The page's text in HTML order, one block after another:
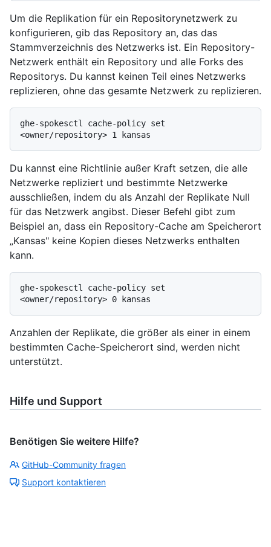
Um die Replikation für ein Repositorynetzwerk zu
konfigurieren, gib das Repository an, das das
Stammverzeichnis des Netzwerks ist. Ein Repository-
Netzwerk enthält ein Repository und alle Forks des
Repositorys. Du kannst keinen Teil eines Netzwerks
replizieren, ohne das gesamte Netzwerk zu replizieren.
ghe-spokesctl cache-policy set
Du kannst eine Richtlinie außer Kraft setzen, die alle
Netzwerke repliziert und bestimmte Netzwerke
ausschließen, indem du als Anzahl der Replikate Null
für das Netzwerk angibst. Dieser Befehl gibt zum
Beispiel an, dass ein Repository-Cache am Speicherort
„Kansas" keine Kopien dieses Netzwerks enthalten
kann.
ghe-spokesctl cache-policy set
Anzahlen der Replikate, die größer als einer in einem
bestimmten Cache-Speicherort sind, werden nicht
unterstützt.
Hilfe und Support
Benötigen Sie weitere Hilfe?
GitHub-Community fragen
Support kontaktieren